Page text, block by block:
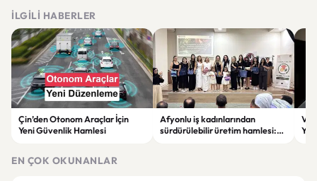
İLGILI HABERLER
Çin’den Otonom Araçlar İçin
Yeni Güvenlik Hamlesi
Afyonlu iş kadınlarından
sürdürülebilir üretim hamlesi:
EN ÇOK OKUNANLAR